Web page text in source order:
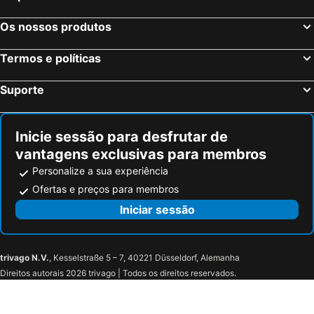
Os nossos produtos
Termos e políticas
Suporte
Inicie sessão para desfrutar de
vantagens exclusivas para membros
Personalize a sua experiência
Ofertas e preços para membros
Iniciar sessão
trivago N.V., Kesselstraße 5 – 7, 40221 Düsseldorf, Alemanha
Direitos autorais 2026 trivago | Todos os direitos reservados.